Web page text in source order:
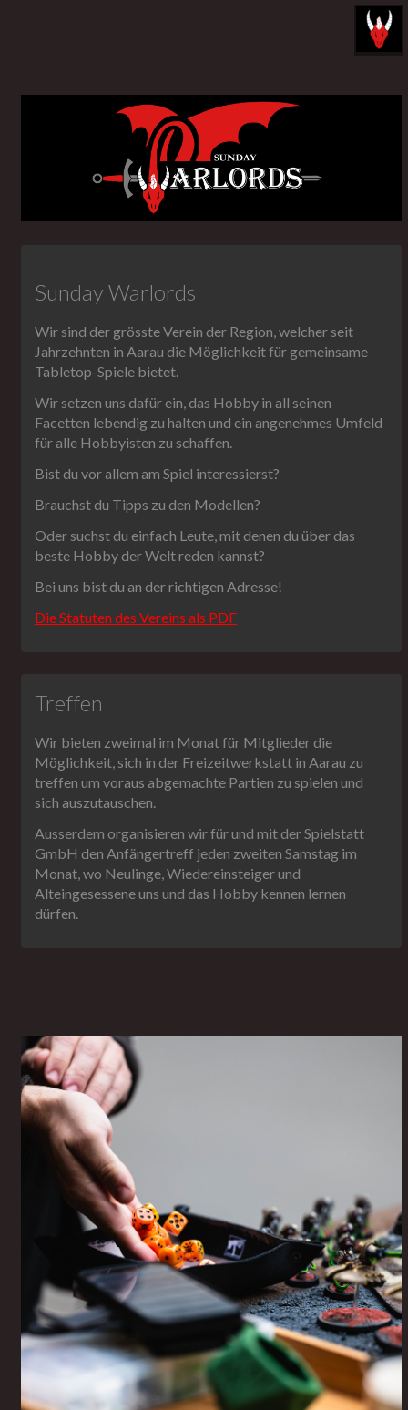
Sunday Warlords
Wir sind der grösste Verein der Region, welcher seit
Jahrzehnten in Aarau die Möglichkeit für gemeinsame
Tabletop-Spiele bietet.
Wir setzen uns dafür ein, das Hobby in all seinen
Facetten lebendig zu halten und ein angenehmes Umfeld
für alle Hobbyisten zu schaffen.
Bist du vor allem am Spiel interessierst?
Brauchst du Tipps zu den Modellen?
Oder suchst du einfach Leute, mit denen du über das
beste Hobby der Welt reden kannst?
Bei uns bist du an der richtigen Adresse!
Die Statuten des Vereins als PDF
Treffen
Wir bieten zweimal im Monat für Mitglieder die
Möglichkeit, sich in der Freizeitwerkstatt in Aarau zu
treffen um voraus abgemachte Partien zu spielen und
sich auszutauschen.
Ausserdem organisieren wir für und mit der Spielstatt
GmbH den Anfängertreff jeden zweiten Samstag im
Monat, wo Neulinge, Wiedereinsteiger und
Alteingesessene uns und das Hobby kennen lernen
dürfen.